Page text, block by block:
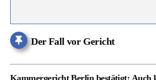
Der Fall vor Gericht